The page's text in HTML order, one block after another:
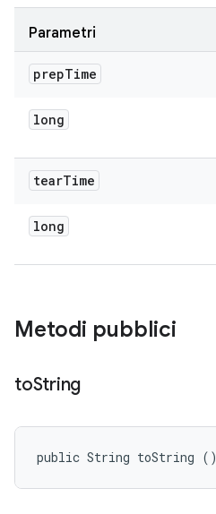
Parametri
prepTime
long
tearTime
long
Metodi pubblici
toString
public String toString ()